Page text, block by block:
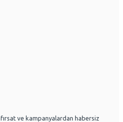
ve kampanyalardan habersiz